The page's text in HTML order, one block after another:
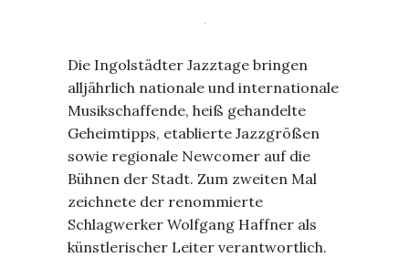
Die Ingolstädter Jazztage bringen
alljährlich nationale und internationale
Musikschaffende, heiß gehandelte
Geheimtipps, etablierte Jazzgrößen
sowie regionale Newcomer auf die
Bühnen der Stadt. Zum zweiten Mal
zeichnete der renommierte
Schlagwerker Wolfgang Haffner als
künstlerischer Leiter verantwortlich.